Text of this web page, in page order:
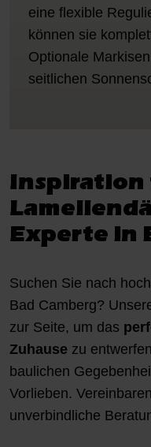
eine flexible
können sie
Optionale
seitlichen
Inspiration
Experte in
Suchen Sie nach
Bad Camberg?
zur Seite, um das
Zuhause zu
baulichen
Vorlieben.
unverbindliche